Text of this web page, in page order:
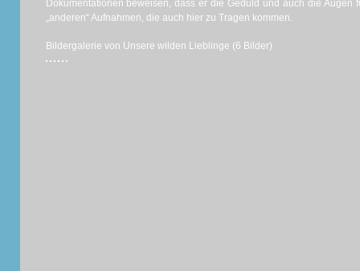
Dokumentationen beweisen, dass er die Geduld und auch die Augen
„anderen“ Aufnahmen, die auch hier zu Tragen kommen.
Bildergalerie von Unsere wilden Lieblinge (6 Bilder)